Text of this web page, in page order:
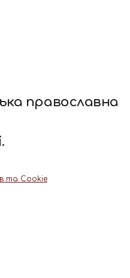
православна
та Cookie